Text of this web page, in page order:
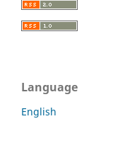
Language
English